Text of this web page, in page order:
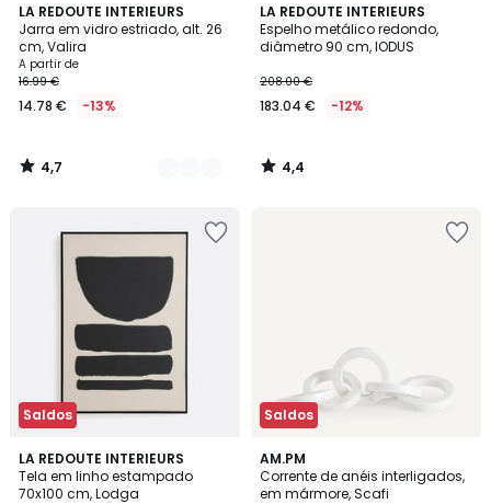
LA REDOUTE INTERIEURS
Jarra em vidro estriado, alt. 26
cm, Valira
A partir de
16.99 €
14.78 € -13%
4,7
/ 5
3
Cores
4,7
/
LA REDOUTE INTERIEURS
Espelho metálico redondo,
diâmetro 90 cm, IODUS
208.00 €
183.04 € -12%
4,4
/ 5
4,4
/
Saldos
LA REDOUTE INTERIEURS
Tela em linho estampado
70x100 cm, Lodga
3,5
/ 5
Saldos
AM.PM
Corrente de anéis interligados,
em mármore, Scafi
4
/
5